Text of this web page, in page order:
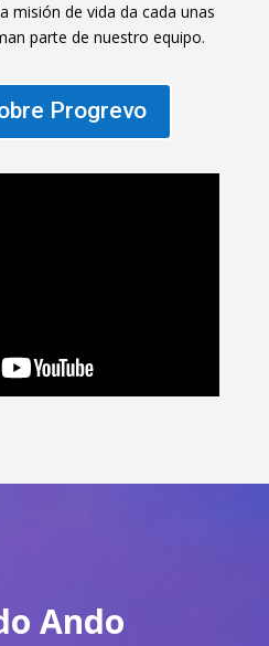
misión de vida da cada unas
parte de nuestro equipo.
Progrevo
Ando